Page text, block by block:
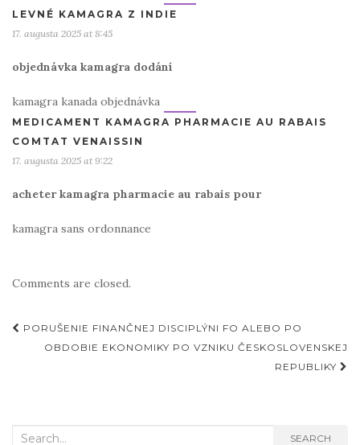
LEVNÉ KAMAGRA Z INDIE
17. augusta 2025 at 8:45
objednávka kamagra dodání
kamagra kanada objednávka
MEDICAMENT KAMAGRA PHARMACIE AU RABAIS
COMTAT VENAISSIN
17. augusta 2025 at 9:22
acheter kamagra pharmacie au rabais pour
kamagra sans ordonnance
Comments are closed.
Post
navigation
PORUŠENIE FINANČNEJ DISCIPLÝNI FO ALEBO PO
OBDOBIE EKONOMIKY PO VZNIKU ČESKOSLOVENSKEJ
REPUBLIKY
Search
SEARCH